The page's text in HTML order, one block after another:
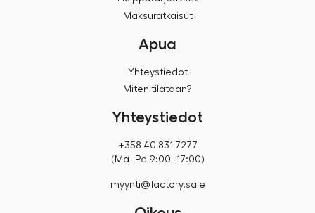
Maksuratkaisut
Apua
Yhteystiedot
Miten tilataan?
Yhteystiedot
+358 40 831 7277
(Ma–Pe 9:00–17:00)
myynti@factory.sale